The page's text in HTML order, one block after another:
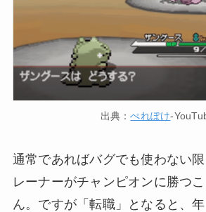
出典：ぺれぽけ-
通常であればバグでも使わない
レーナーがチャンピオンに勝つ
ん。ですが「転職」となると、年